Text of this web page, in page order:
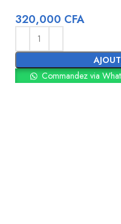
320,000 CFA
Commandez via